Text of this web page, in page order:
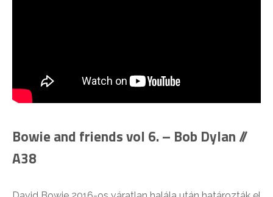
Bowie and friends vol 6. – Bob Dylan //
A38